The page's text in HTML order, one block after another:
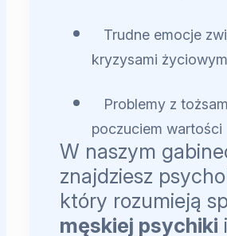
Trudne emocje
kryzysami
Problemy z
poczuciem wartości
W naszym
znajdziesz
który rozumieją
męskiej psychiki i